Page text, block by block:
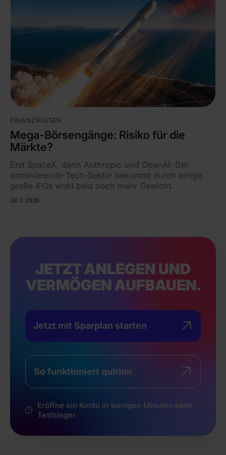
FINANZWISSEN
Mega-Börsengänge: Risiko für die
Märkte?
Erst SpaceX, dann Anthropic und OpenAI: Der
dominierende Tech-Sektor bekommt durch einige
große IPOs wohl bald noch mehr Gewicht.
28.7.2026
JETZT ANLEGEN UND
VERMÖGEN AUFBAUEN.
Jetzt mit Sparplan starten
So funktioniert quirion
Eröffne ein Konto in wenigen Minuten beim
Testsieger